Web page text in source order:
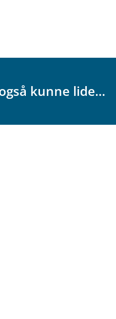
kunne lide...